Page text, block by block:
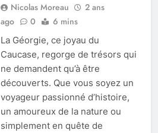
Nicolas Moreau
2 ans
ago
0 6 mins
La Géorgie, ce joyau du
Caucase, regorge de trésors qui
ne demandent qu’à être
découverts. Que vous soyez un
voyageur passionné d’histoire,
un amoureux de la nature ou
simplement en quête de